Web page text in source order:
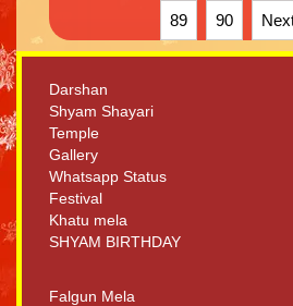
89 90
Darshan
Shyam Shayari
Temple
Gallery
Whatsapp Status
Festival
Khatu mela
SHYAM BIRTHDAY
Falgun Mela